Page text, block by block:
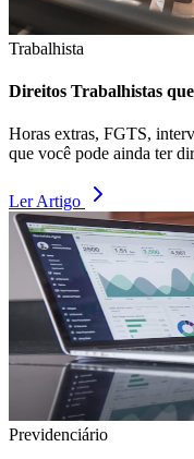
Trabalhista
Direitos Trabalhistas
Horas extras, FGTS,
que você pode ainda ter
Ler Artigo
Previdenciário